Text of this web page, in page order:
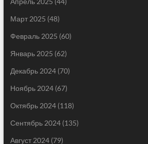
Март 2025 (48)
Февраль 2025 (60)
Январь 2025 (62)
Декабрь 2024(70)
Ноябрь 2024(67)
Октябрь 2024(118)
Сентябрь 2024(135)
Август 2024(79)